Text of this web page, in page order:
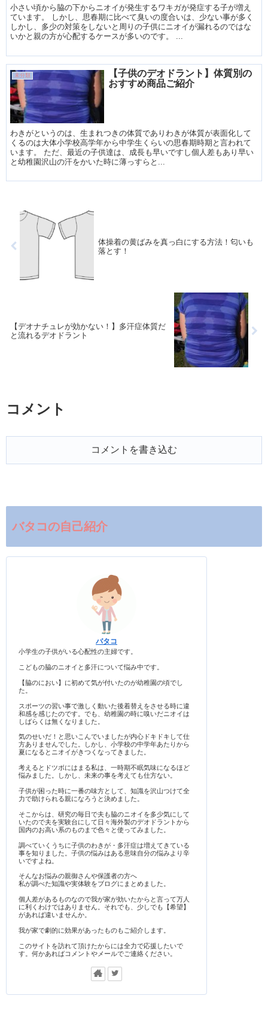
小さい頃から脇の下からニオイが発生するワキガが発症する子が増え
ています。 しかし、思春期に比べて臭いの度合いは、少ない事が多く
しかし、多少の対策をしないと周りの子供にニオイが漏れるのではな
いかと親の方が心配するケースが多いのです。 ...
未分類
【子供のデオドラント】体質別の
おすすめ商品ご紹介
わきがというのは、生まれつきの体質でありわきが体質が表面化して
くるのは大体小学校高学年から中学生くらいの思春期時期と言われて
います。 ただ、最近の子供達は、成長も早いですし個人差もあり早い
と幼稚園沢山の汗をかいた時に薄っすらと...
体操着の黄ばみを真っ白にする方法！匂いも
落とす！
【デオナチュレが効かない！】多汗症体質だ
と流れるデオドラント
コメント
コメントを書き込む
バタコの自己紹介
バタコ
小学生の子供がいる心配性の主婦です。
こどもの脇のニオイと多汗について悩み中です。
【脇のにおい】に初めて気が付いたのが幼稚園の頃でし
た。
スポーツの習い事で激しく動いた後着替えをさせる時に違
和感を感じたのです。でも、幼稚園の時に嗅いだニオイは
しばらくは無くなりました。
気のせいだ！と思いこんでいましたが内心ドキドキして仕
方ありませんでした。しかし、小学校の中学年あたりから
夏になるとニオイがきつくなってきました。
考えるとドツボにはまる私は、一時期不眠気味になるほど
悩みました。しかし、未来の事を考えても仕方ない。
子供が困った時に一番の味方として、知識を沢山つけて全
力で助けられる親になろうと決めました。
そこからは、研究の毎日で夫も脇のニオイを多少気にして
いたので夫を実験台にして日々海外製のデオドラントから
国内のお高い系のものまで色々と使ってみました。
調べていくうちに子供のわきが・多汗症は増えてきている
事を知りました。子供の悩みはある意味自分の悩みより辛
いですよね。
そんなお悩みの親御さんや保護者の方へ
私が調べた知識や実体験をブログにまとめました。
個人差があるものなので我が家が効いたからと言って万人
に利くわけではありません。それでも、少しでも【希望】
があれば違いませんか。
我が家で劇的に効果があったものもご紹介します。
このサイトを訪れて頂けたからには全力で応援したいで
す。何かあればコメントやメールでご連絡ください。